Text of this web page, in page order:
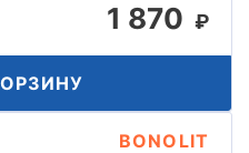
1 870 ₽
BONOLIT